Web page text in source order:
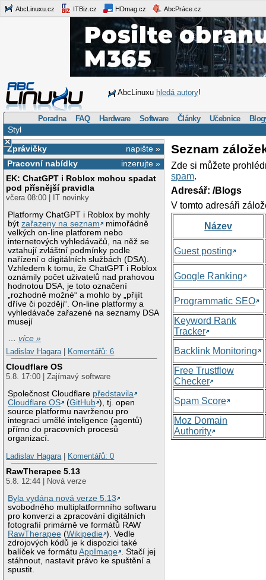
AbcLinuxu.cz ITBiz.cz HDmag.cz AbcPráce.cz
AbcLinuxu hledá autory!
Poradna FAQ Hardware Software Články Učebnice
Styl
×
napište »
Zprávičky
inzerujte »
Pracovní nabídky
EK: ChatGPT i Roblox mohou spadat
pod přísnější pravidla
včera 08:00 | IT novinky
Platformy ChatGPT i Roblox by mohly
býtzařazeny na seznam
mimořádně
velkých on-line platforem nebo
internetových vyhledávačů, na něž se
vztahují zvláštní podmínky podle
nařízení o digitálních službách (DSA).
Vzhledem k tomu, že ChatGPT i Roblox
oznámily počet uživatelů nad prahovou
hodnotou DSA, je toto označení
„rozhodně možné“ a mohlo by „přijít
dříve či později“. On-line platformy a
vyhledávače zařazené na seznamy DSA
musejí
…více »
Ladislav Hagara
Komentářů: 6
Cloudflare OS
5.8. 17:00 | Zajímavý software
Společnost Cloudflare představila
Cloudflare OS
(GitHub ), tj. open
source platformu navrženou pro
integraci umělé inteligence (agentů)
přímo do pracovních procesů
organizací.
Ladislav Hagara
Komentářů: 0
RawTherapee 5.13
5.8. 12:44 | Nová verze
Byla vydána nová verze 5.13
svobodného multiplatformního softwaru
pro konverzi a zpracování digitálních
fotografií primárně ve formátů RAW
RawTherapee (Wikipedie ). Vedle
zdrojových kódů je k dispozici také
balíček ve formátuAppImage . Stačí jej
stáhnout, nastavit právo ke spuštění a
spustit.
Seznam
Zde si můžete
spam.
Adresář: /Blogs
V tomto adresáři
Název
Guest posting
Google Ranking
Programmatic SEO
Keyword Rank
Tracker
Backlink Monitoring
Free Trustflow
Checker
Spam Score
Moz Domain
Authority